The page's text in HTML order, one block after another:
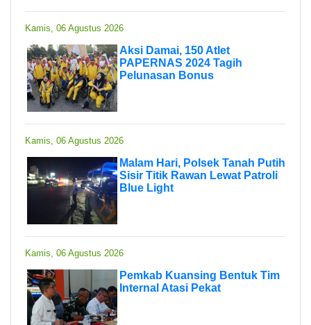
Kamis, 06 Agustus 2026
Aksi Damai, 150 Atlet
PAPERNAS 2024 Tagih
Pelunasan Bonus
Kamis, 06 Agustus 2026
Malam Hari, Polsek Tanah Putih
Sisir Titik Rawan Lewat Patroli
Blue Light
Kamis, 06 Agustus 2026
Pemkab Kuansing Bentuk Tim
Internal Atasi Pekat